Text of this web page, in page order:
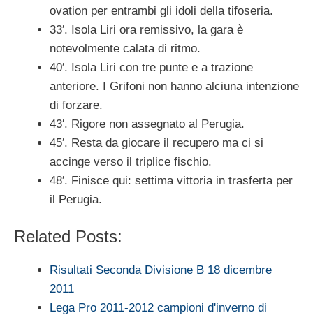
ovation per entrambi gli idoli della tifoseria.
33′. Isola Liri ora remissivo, la gara è
notevolmente calata di ritmo.
40′. Isola Liri con tre punte e a trazione
anteriore. I Grifoni non hanno alciuna intenzione
di forzare.
43′. Rigore non assegnato al Perugia.
45′. Resta da giocare il recupero ma ci si
accinge verso il triplice fischio.
48′. Finisce qui: settima vittoria in trasferta per
il Perugia.
Related Posts:
Risultati Seconda Divisione B 18 dicembre
2011
Lega Pro 2011-2012 campioni d'inverno di